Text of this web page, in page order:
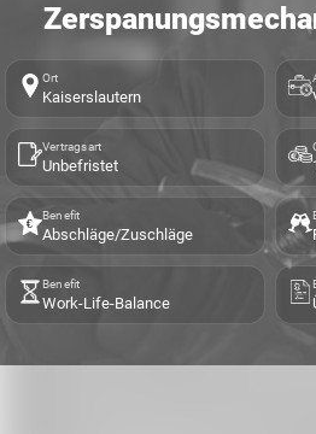
Ort
Kaiserslautern
Vertragsart
Unbefristet
Benefit
Abschläge/Zuschläge
Benefit
Work-Life-Balance